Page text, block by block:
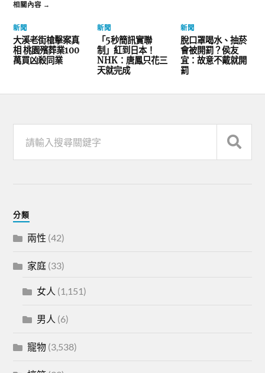
相關內容 →
新聞
大溪老街槍擊案真
相 桃園殯葬業100
萬買凶殺同業
新聞
「5秒簡訊實聯
制」紅到日本！
NHK：唐鳳只花三
天就完成
新聞
脫口罩喝水、抽菸
會被開罰？侯友
宜：故意不戴就開
罰
分類
兩性 (42)
家庭 (33)
女人 (1,151)
男人 (6)
寵物 (3,538)